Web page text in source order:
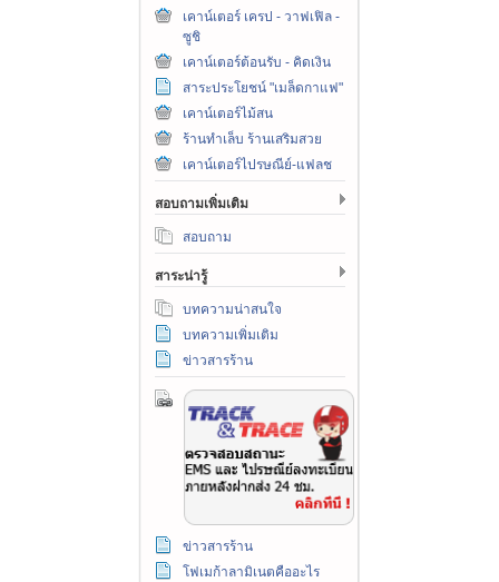
เคาน์เตอร์ เครป - วาฟเฟิล -
ซูชิ
เคาน์เตอร์ต้อนรับ - คิดเงิน
สาระประโยชน์ "เมล็ดกาแฟ"
เคาน์เตอร์ไม้สน
ร้านทำเล็บ ร้านเสริมสวย
เคาน์เตอร์ไปรษณีย์-แฟลช
สอบถามเพิ่มเติม
สอบถาม
สาระน่ารู้
บทความน่าสนใจ
บทความเพิ่มเติม
ข่าวสารร้าน
ข่าวสารร้าน
โฟเมก้าลามิเนตคืออะไร